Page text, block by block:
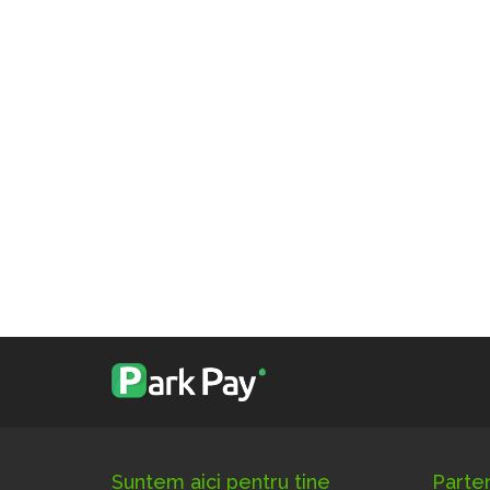
Suntem aici pentru tine